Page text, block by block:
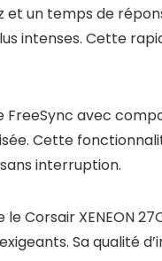
un temps de
intenses. Cette
avec
Cette
interruption.
XENEON
Sa qualité